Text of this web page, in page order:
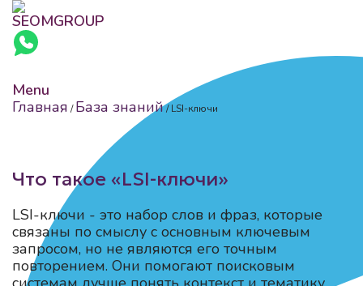
Menu
Главная /База знаний/LSI-ключи
Что такое «LSI-ключи»
LSI-ключи - это набор слов и фраз, которые
связаны по смыслу с основным ключевым
запросом, но не являются его точным
повторением. Они помогают поисковым